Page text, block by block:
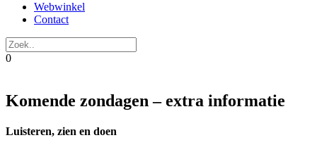
Webwinkel
Contact
0
Komende zondagen – extra informatie
Luisteren, zien en doen